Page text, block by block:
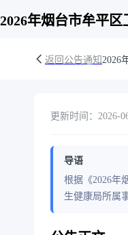
2026年烟台市牟平
返回公告通知2026
更新时间：2026-
导语
根据《2026年
生健康局所属